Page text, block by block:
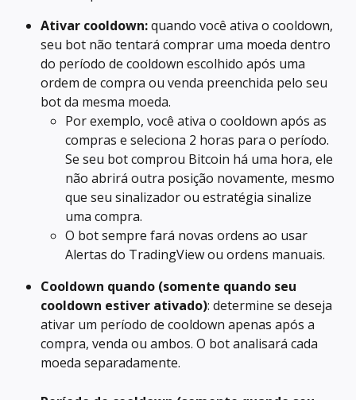
Ativar cooldown: quando você ativa o cooldown,
seu bot não tentará comprar uma moeda dentro
do período de cooldown escolhido após uma
ordem de compra ou venda preenchida pelo seu
bot da mesma moeda.
Por exemplo, você ativa o cooldown após as
compras e seleciona 2 horas para o período.
Se seu bot comprou Bitcoin há uma hora, ele
não abrirá outra posição novamente, mesmo
que seu sinalizador ou estratégia sinalize
uma compra.
O bot sempre fará novas ordens ao usar
Alertas do TradingView ou ordens manuais.
Cooldown quando (somente quando seu
cooldown estiver ativado): determine se deseja
ativar um período de cooldown apenas após a
compra, venda ou ambos. O bot analisará cada
moeda separadamente.